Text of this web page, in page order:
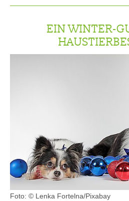
EIN WINTER-
Foto: © Lenka Fortelna/Pixabay